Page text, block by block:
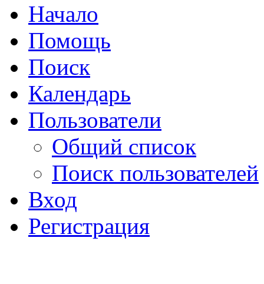
Начало
Помощь
Поиск
Календарь
Пользователи
Общий список
Поиск пользователей
Вход
Регистрация